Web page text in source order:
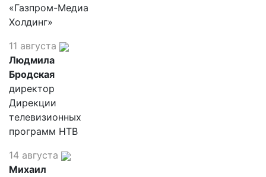
«Газпром-Медиа
Холдинг»
11 августа
Людмила
Бродская
директор
Дирекции
телевизионных
программ НТВ
14 августа
Михаил